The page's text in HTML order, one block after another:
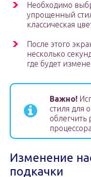
Необходимо
упрощенный
классическая
После этого
несколько
где будет
Важно!
стиля для
облегчить
Изменение
подкачки